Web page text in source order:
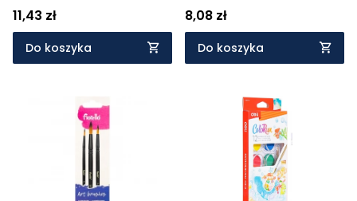
11,43 zł
Do koszyka
8,08 zł
Do koszyka